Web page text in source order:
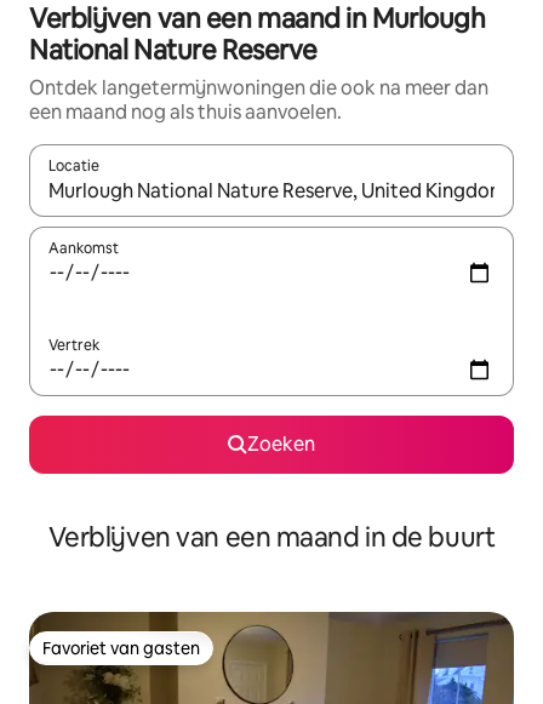
Verblijven van een maand in Murlough
National Nature Reserve
Ontdek langetermijnwoningen die ook na meer dan
een maand nog als thuis aanvoelen.
Locatie
Wanneer er suggesties beschikbaar zijn, maak je een keuze
Aankomst
Vertrek
Zoeken
Verblijven van een maand in de buurt
Favoriet van gasten
Favoriet van gasten